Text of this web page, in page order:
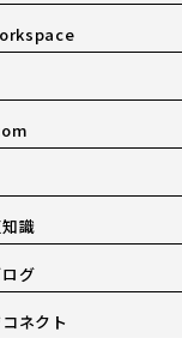
識
グ
ネクト